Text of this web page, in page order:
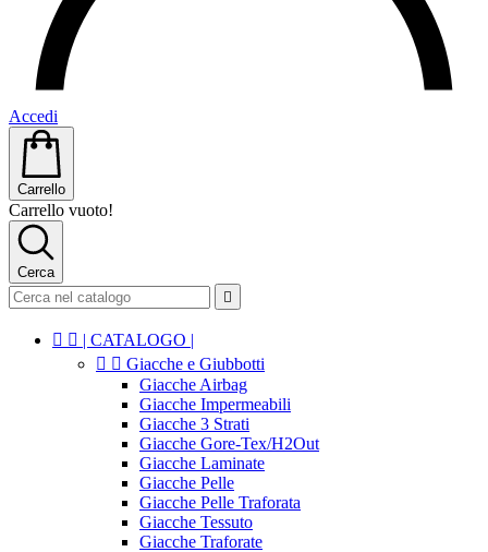
Accedi
Carrello
Carrello vuoto!
Cerca

  | CATALOGO |
  Giacche e Giubbotti
Giacche Airbag
Giacche Impermeabili
Giacche 3 Strati
Giacche Gore-Tex/H2Out
Giacche Laminate
Giacche Pelle
Giacche Pelle Traforata
Giacche Tessuto
Giacche Traforate